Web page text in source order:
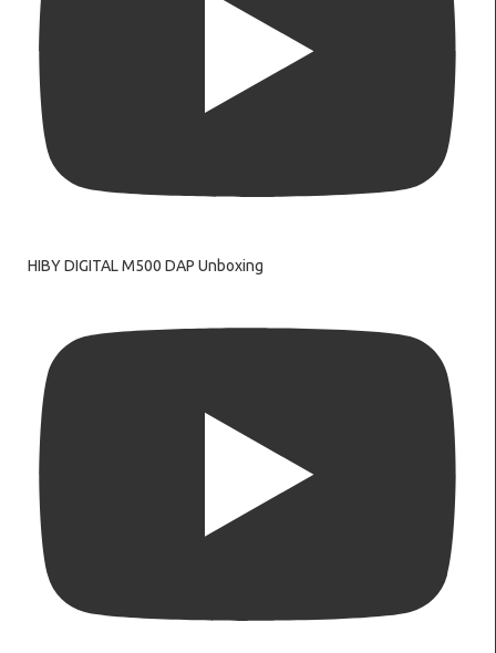
HIBY DIGITAL M500 DAP Unboxing